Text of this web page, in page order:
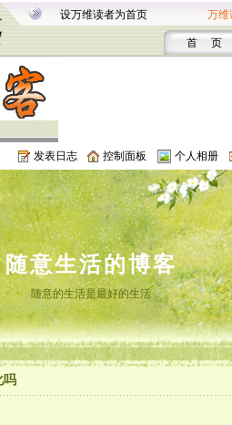
设万维读者为首页 万维
首 页
发表日志 控制面板 个人相册
随意生活的博客
随意的生活是最好的生活
吗